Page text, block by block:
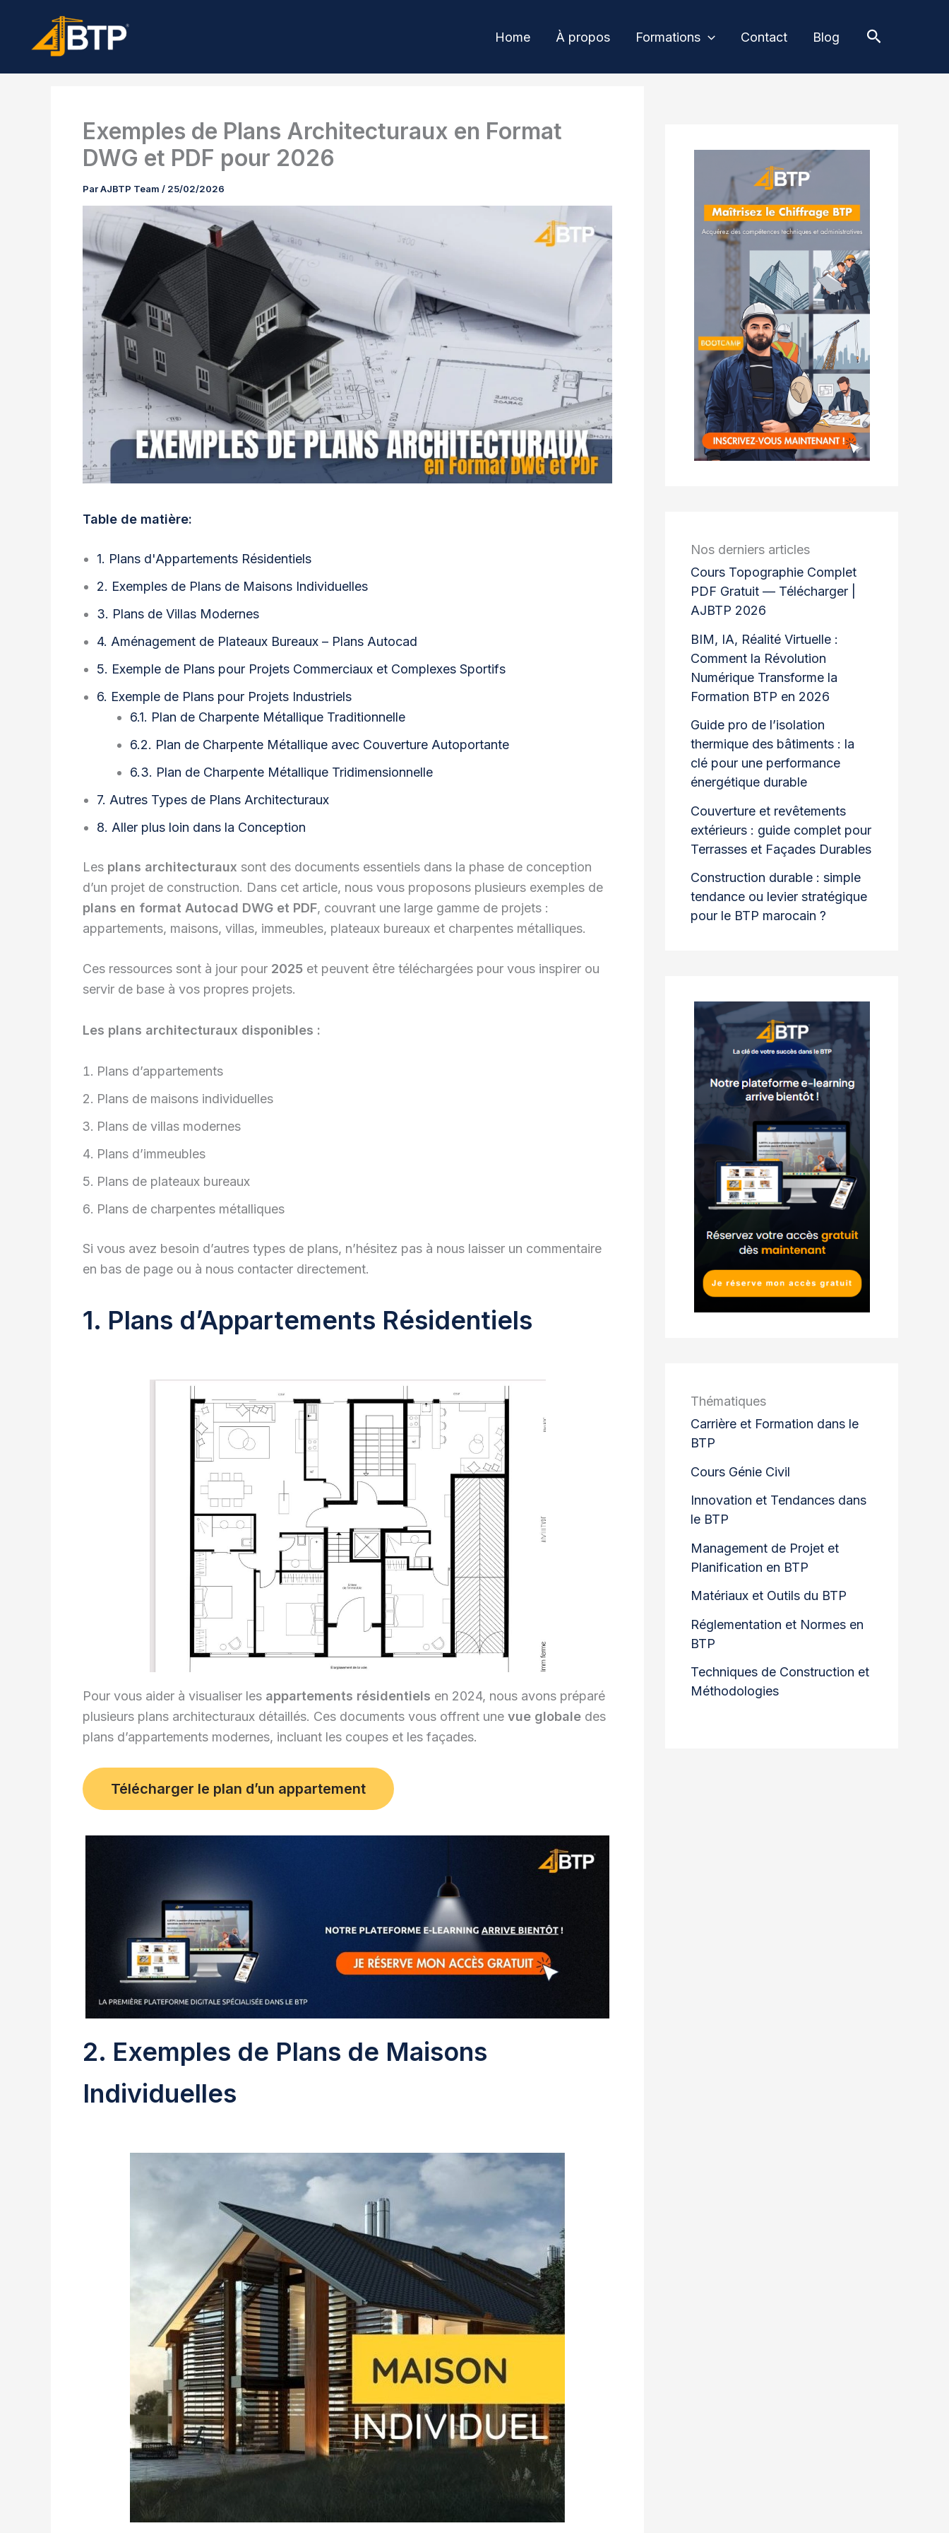
contenu
Home À propos Formations Contact Blog
Exemples de Plans Architecturaux en Format
DWG et PDF pour 2026
ParAJBTP Team / 25/02/2026
Table de matière:
1. Plans d'Appartements Résidentiels
2. Exemples de Plans de Maisons Individuelles
3. Plans de Villas Modernes
4. Aménagement de Plateaux Bureaux – Plans Autocad
5. Exemple de Plans pour Projets Commerciaux et Complexes Sportifs
6. Exemple de Plans pour Projets Industriels
6.1. Plan de Charpente Métallique Traditionnelle
6.2. Plan de Charpente Métallique avec Couverture Autoportante
6.3. Plan de Charpente Métallique Tridimensionnelle
7. Autres Types de Plans Architecturaux
8. Aller plus loin dans la Conception
Les plans architecturaux sont des documents essentiels dans la phase de conception
d’un projet de construction. Dans cet article, nous vous proposons plusieurs exemples de
plans en format Autocad DWG et PDF, couvrant une large gamme de projets :
appartements, maisons, villas, immeubles, plateaux bureaux et charpentes métalliques.
Ces ressources sont à jour pour 2025 et peuvent être téléchargées pour vous inspirer ou
servir de base à vos propres projets.
Les plans architecturaux disponibles :
Plans d’appartements
Plans de maisons individuelles
Plans de villas modernes
Plans d’immeubles
Plans de plateaux bureaux
Plans de charpentes métalliques
Si vous avez besoin d’autres types de plans, n’hésitez pas à nous laisser un commentaire
en bas de page ou à nous contacter directement.
1. Plans d’Appartements Résidentiels
Pour vous aider à visualiser les appartements résidentiels en 2024, nous avons préparé
plusieurs plans architecturaux détaillés. Ces documents vous offrent une vue globale des
plans d’appartements modernes, incluant les coupes et les façades.
Télécharger le plan d’un appartement
2. Exemples de Plans de Maisons
Individuelles
Nos derniers articles
Cours Topographie Complet
PDF Gratuit — Télécharger |
AJBTP 2026
BIM, IA, Réalité Virtuelle :
Comment la Révolution
Numérique Transforme la
Formation BTP en 2026
Guide pro de l’isolation
thermique des bâtiments : la
clé pour une performance
énergétique durable
Couverture et revêtements
extérieurs : guide complet pour
Terrasses et Façades Durables
Construction durable : simple
tendance ou levier stratégique
pour le BTP marocain ?
Thématiques
Carrière et Formation dans le
BTP
Cours Génie Civil
Innovation et Tendances dans
le BTP
Management de Projet et
Planification en BTP
Matériaux et Outils du BTP
Réglementation et Normes en
BTP
Techniques de Construction et
Méthodologies